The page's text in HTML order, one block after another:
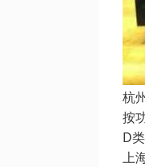
杭
按
D
上